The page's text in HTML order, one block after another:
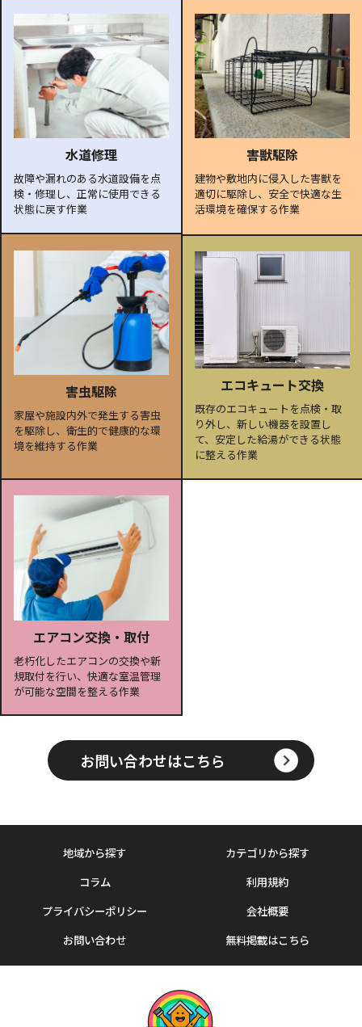
水道修理
故障や漏れのある水道設備を点
検・修理し、正常に使用できる
状態に戻す作業
害獣駆除
建物や敷地内に侵入した害獣を
適切に駆除し、安全で快適な生
活環境を確保する作業
害虫駆除
家屋や施設内外で発生する害虫
を駆除し、衛生的で健康的な環
境を維持する作業
エコキュート交換
既存のエコキュートを点検・取
り外し、新しい機器を設置し
て、安定した給湯ができる状態
に整える作業
エアコン交換・取付
老朽化したエアコンの交換や新
規取付を行い、快適な室温管理
が可能な空間を整える作業
お問い合わせはこちら
地域から探す
カテゴリから探す
コラム
利用規約
プライバシーポリシー
会社概要
お問い合わせ
無料掲載はこちら